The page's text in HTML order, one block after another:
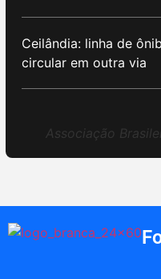
Ceilândia: linha de
circular em outra via
Associação